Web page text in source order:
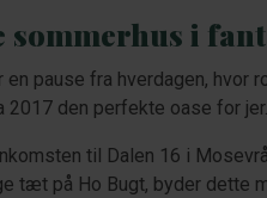
sommerhus i
pause fra hverdagen, hvor
2017 den perfekte oase for jer.
til Dalen 16 i
tæt på Ho Bugt, byder dette